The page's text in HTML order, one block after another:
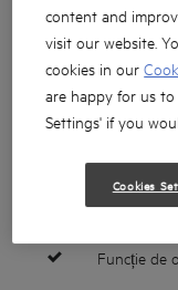
Funcție de
content and
visit our website.
cookies in our
are happy for us to
Settings' if you
Cookies